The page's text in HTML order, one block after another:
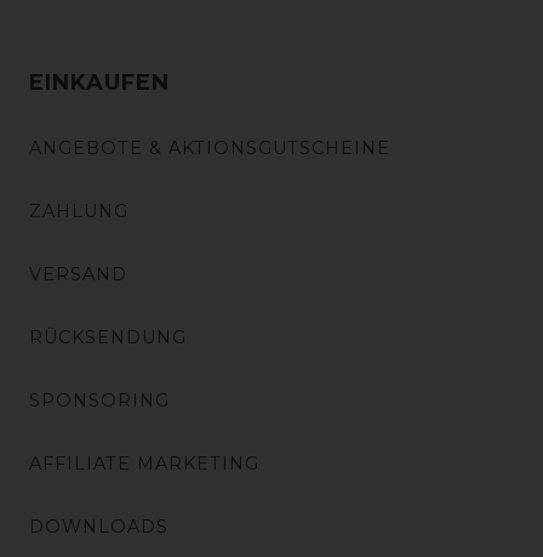
EINKAUFEN
ANGEBOTE & AKTIONSGUTSCHEINE
ZAHLUNG
VERSAND
RÜCKSENDUNG
SPONSORING
AFFILIATE MARKETING
DOWNLOADS